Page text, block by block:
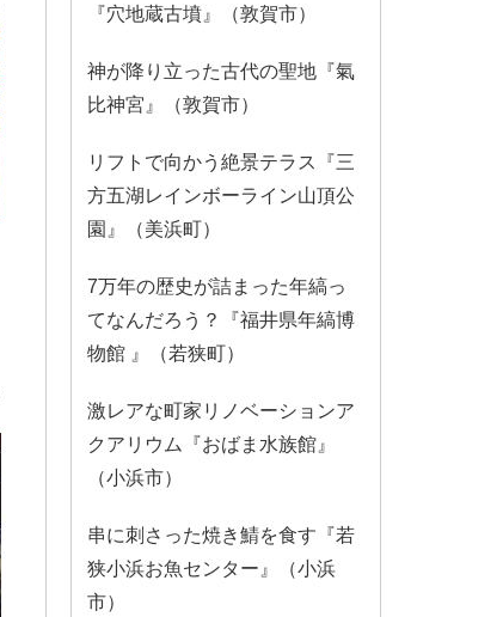
『穴地蔵古墳』（敦賀市）
神が降り立った古代の聖地『氣
比神宮』（敦賀市）
リフトで向かう絶景テラス『三
方五湖レインボーライン山頂公
園』（美浜町）
7万年の歴史が詰まった年縞っ
てなんだろう？『福井県年縞博
物館 』（若狭町）
激レアな町家リノベーションア
クアリウム『おばま水族館』
（小浜市）
串に刺さった焼き鯖を食す『若
狭小浜お魚センター』（小浜
市）